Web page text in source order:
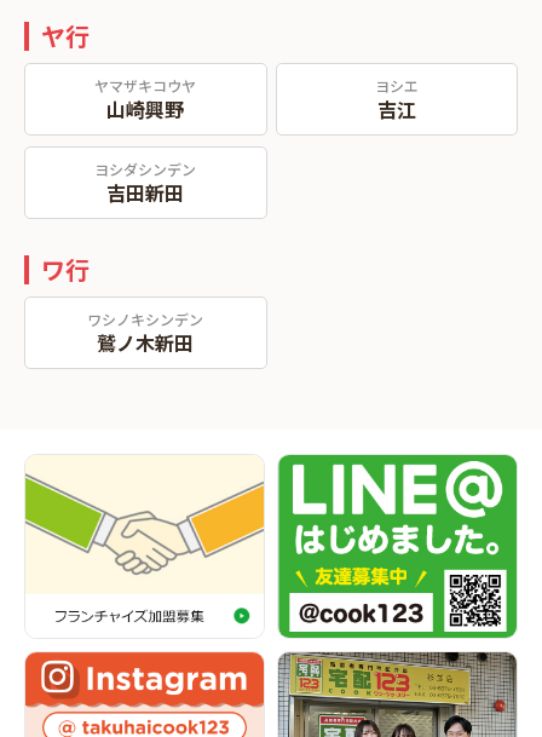
ヤ行
ヤマザキコウヤ
山崎興野
ヨシエ
吉江
ヨシダシンデン
吉田新田
ワ行
ワシノキシンデン
鷲ノ木新田